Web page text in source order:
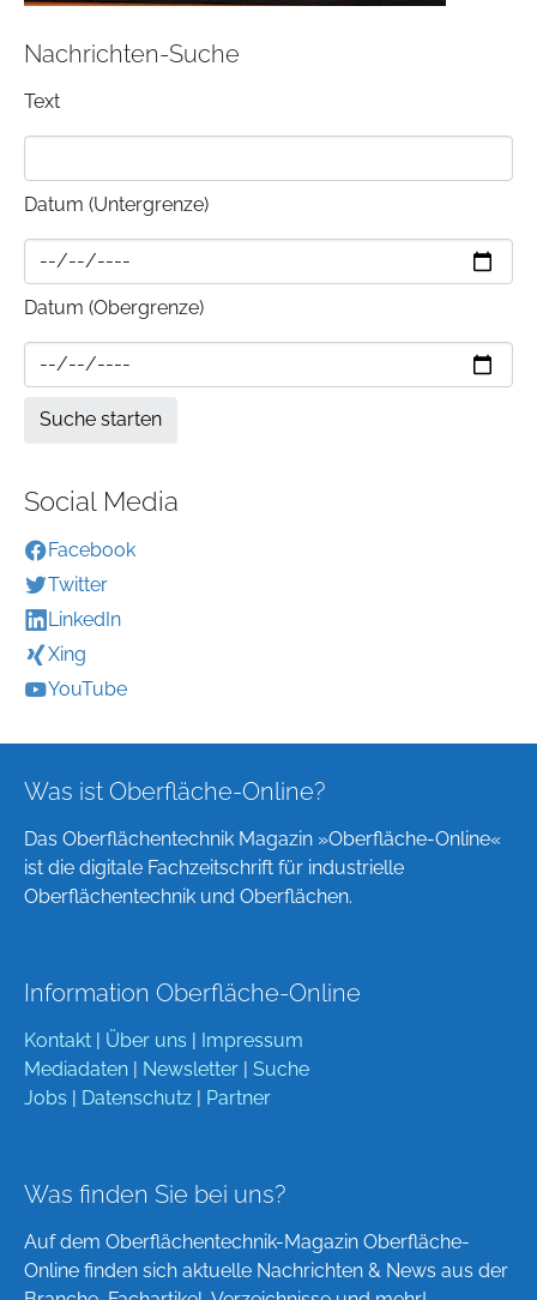
Nachrichten-Suche
Text
Datum (Untergrenze)
Datum (Obergrenze)
Social Media
Facebook
Twitter
LinkedIn
Xing
YouTube
Was ist Oberfläche-Online?
Das Oberflächentechnik Magazin »Oberfläche-Online«
ist die digitale Fachzeitschrift für industrielle
Oberflächentechnik und Oberflächen.
Information Oberfläche-Online
Kontakt Über uns
Impressum
Mediadaten
Newsletter
Suche
Jobs
Datenschutz Partner
Was finden Sie bei uns?
Auf dem Oberflächentechnik-Magazin Oberfläche-
Online finden sich aktuelle Nachrichten & News aus der